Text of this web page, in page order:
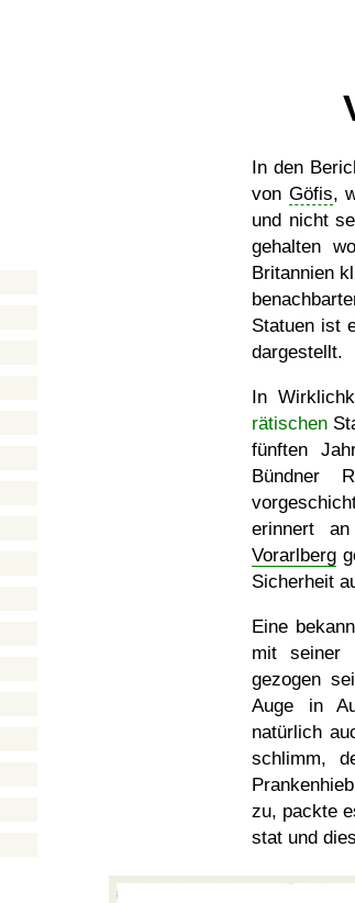
In den
von Göfis,
und nicht
gehalten
Britannien
Statuen ist
dargestellt.
In
rätischen
fünften
Bündner
erinnert
Vorarlberg
Sicherheit
Eine
mit seiner
gezogen
Auge in
natürlich
schlimm,
zu, packte
stat und